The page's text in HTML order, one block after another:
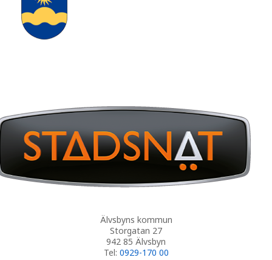
Älvsbyns kommun
Storgatan 27
942 85 Älvsbyn
Tel: 0929-170 00